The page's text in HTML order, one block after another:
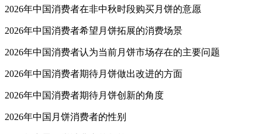
2026年中国消费者在非中秋时段购买月饼的意愿
2026年中国消费者希望月饼拓展的消费场景
2026年中国消费者认为当前月饼市场存在的主要问题
2026年中国消费者期待月饼做出改进的方面
2026年中国消费者期待月饼创新的角度
2026年中国月饼消费者的性别